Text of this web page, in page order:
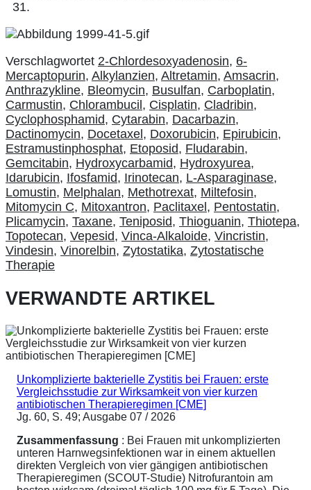
Verschlagwortet 2-Chlordesoxyadenosin, 6-
Mercaptopurin, Alkylanzien, Altretamin, Amsacrin,
Anthrazykline, Bleomycin, Busulfan, Carboplatin,
Carmustin, Chlorambucil, Cisplatin, Cladribin,
Cyclophosphamid, Cytarabin, Dacarbazin,
Dactinomycin, Docetaxel, Doxorubicin, Epirubicin,
Estramustinphosphat, Etoposid, Fludarabin,
Gemcitabin, Hydroxycarbamid, Hydroxyurea,
Idarubicin, Ifosfamid, Irinotecan, L-Asparaginase,
Lomustin, Melphalan, Methotrexat, Miltefosin,
Mitomycin C, Mitoxantron, Paclitaxel, Pentostatin,
Plicamycin, Taxane, Teniposid, Thioguanin, Thiotepa,
Topotecan, Vepesid, Vinca-Alkaloide, Vincristin,
Vindesin, Vinorelbin, Zytostatika, Zytostatische
Therapie
VERWANDTE ARTIKEL
Unkomplizierte bakterielle Zystitis bei Frauen: erste
Vergleichsstudie zur Wirksamkeit von vier kurzen
antibiotischen Therapieregimen [CME]
Jg. 60, S. 49; Ausgabe 07 / 2026
Zusammenfassung : Bei Frauen mit unkomplizierten
unteren Harnwegsinfektionen war in einem aktuellen
direkten Vergleich von vier gängigen antibiotischen
Therapieregimen (SCOUT-Studie) Nitrofurantoin am